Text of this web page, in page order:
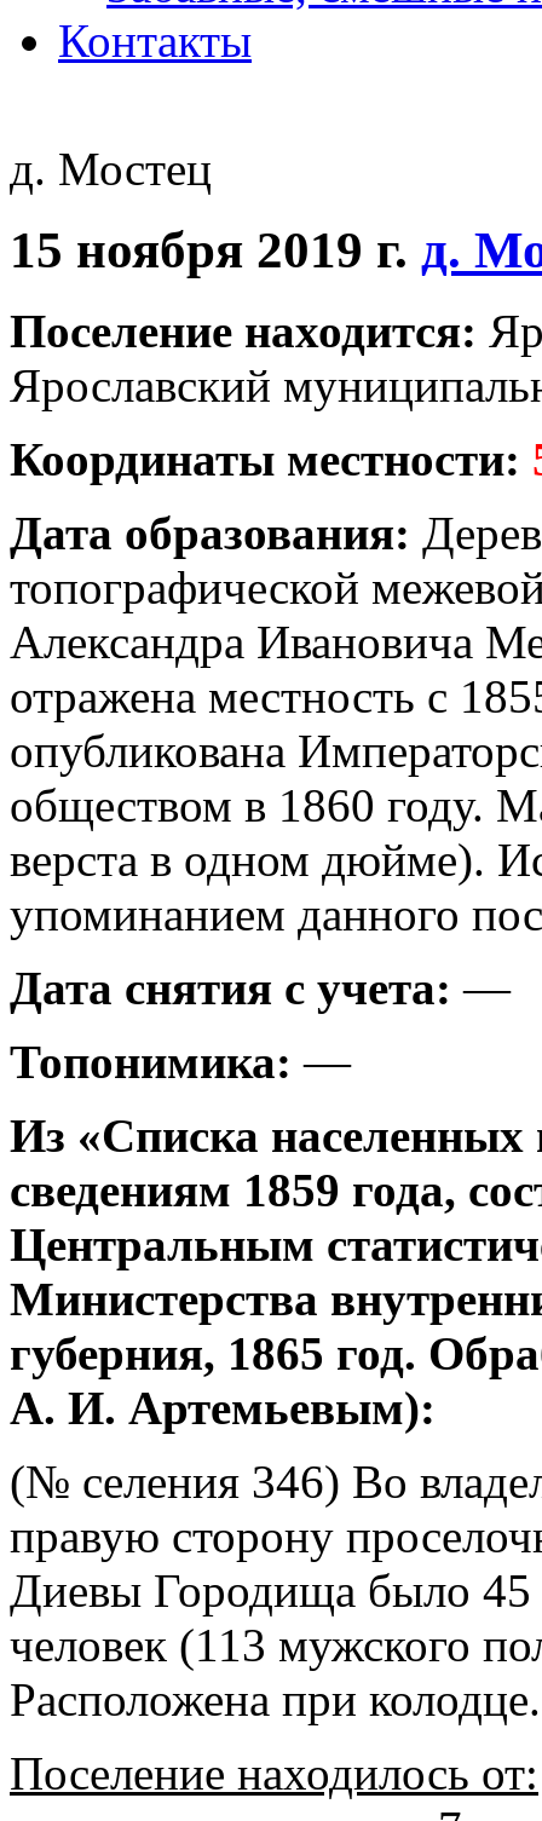
Контакты
д. Мостец
15 ноября 2019 г. д.
Поселение находится:
Ярославский
Координаты местности:
Дата образования:
топографической
Александра Ивановича
отражена местность с
опубликована
обществом в 1860 году.
верста в одном дюйме).
упоминанием данного
Дата снятия с учета: —
Топонимика: —
Из «Списка населенных
сведениям 1859 года,
Центральным
Министерства
губерния, 1865 год.
А. И. Артемьевым):
(№ селения 346) Во
правую сторону
Диевы Городища было 45
человек (113 мужского
Расположена при колодце.
Поселение находилось от: